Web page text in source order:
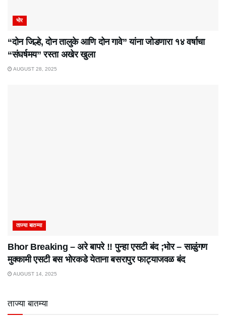
भोर
“दोन जिल्हे, दोन तालुके आणि दोन गावे” यांना जोडणारा १४ वर्षाचा
“संघर्षमय” रस्ता अखेर खुला
AUGUST 28, 2025
ताज्या बातम्या
Bhor Breaking – अरे बापरे‌ !! पुन्हा एसटी बंद ;भोर – साळुंगण
मुक्कामी एसटी बस भोरकडे येताना बसरापुर फाट्याजवळ बंद
AUGUST 14, 2025
ताज्या बातम्या